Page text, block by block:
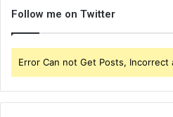
Follow me on Twitter
Error Can not Get Posts, Incorrect